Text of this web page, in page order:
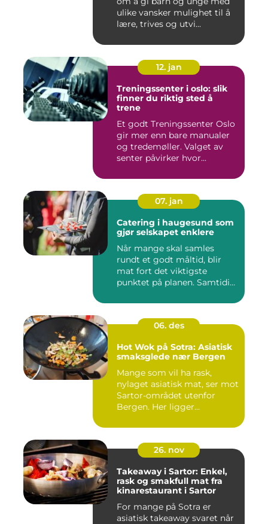
ulike vansker mulighet til å
lære, trives og utvi...
12. jan
Treningssenter i oslo: slik
finner du riktig sted å
trene
Et godt Treningssenter Oslo
gir mer enn bare manualer
og tredemøller. Valget av
senter påvirker hvor...
07. jan
Catering i haugesund som
gjør selskapet enklere
Når mange skal samles
rundt et godt måltid, blir
mat fort det viktigste
punktet på planen. Samtidig
06. des
Hot Wok på Sotra: Asiatisk
smaksglede nær Bergen
Mange som vil ha rask,
nylaget asiatisk mat, ser mot
Sartor-området utenfor
Bergen. Her ligger...
26. nov
Takeaway i Sartor: Enkel,
rask og smakfull mat fra
kinarestaurant i Sartor
For mange på Sotra er
asiatisk takeaway svaret når